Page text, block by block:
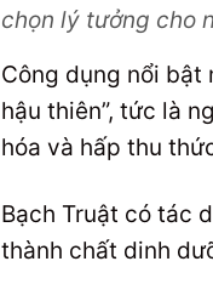
chọn lý tưởng cho
Công dụng nổi bật
hậu thiên”, tức là
hóa và hấp thu
Bạch Truật có tác
thành chất dinh